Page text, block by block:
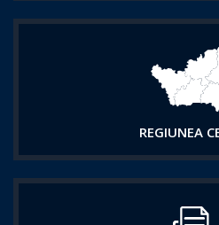
REGIUNEA